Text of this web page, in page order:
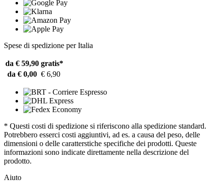
Spese di spedizione per Italia
da € 59,90 gratis*
da € 0,00 € 6,90
* Questi costi di spedizione si riferiscono alla spedizione standard.
Potrebbero esserci costi aggiuntivi, ad es. a causa del peso, delle
dimensioni o delle caratterstiche specifiche dei prodotti. Queste
informazioni sono indicate direttamente nella descrizione del
prodotto.
Aiuto